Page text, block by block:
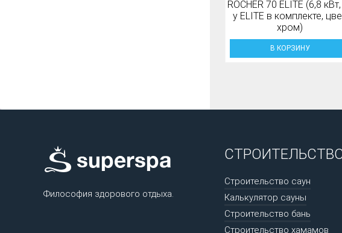
ROCHER 70 ELITE (6,8
у ELITE в комплекте,
хром)
В КОРЗИНУ
Философия здорового отдыха.
Строительство саун
Калькулятор сауны
Строительство бань
Строительство хамамов